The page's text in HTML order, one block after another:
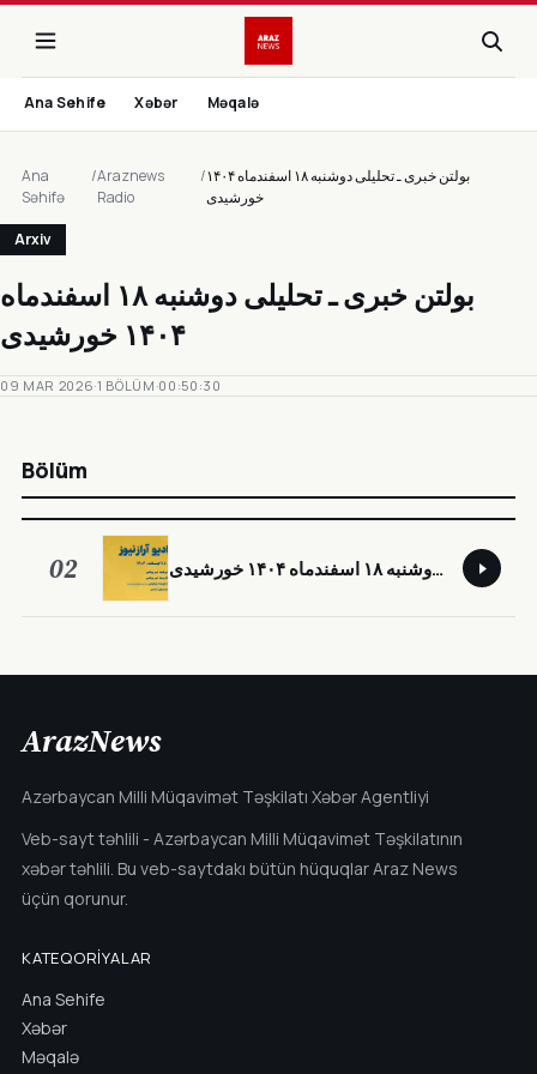
Ana Sehife Xəbər Məqalə
Ana
Səhifə
/Araznews
Radio
/
خورشیدی⁩
Arxiv
09 MAR 2026·1 BÖLÜM ·00:50:30
Bölüm
02 ‎⁨بولتن خبری ـ تحلیلی دوشنبه ۱۸ اسفند‌ماه ۱۴۰۴ خورشیدی⁩
ArazNews
Azərbaycan Milli Müqavimət Təşkilatı Xəbər Agentliyi
Veb-sayt təhlili - Azərbaycan Milli Müqavimət Təşkilatının
xəbər təhlili. Bu veb-saytdakı bütün hüquqlar Araz News
üçün qorunur.
KATEQORIYALAR
Ana Sehife
Xəbər
Məqalə